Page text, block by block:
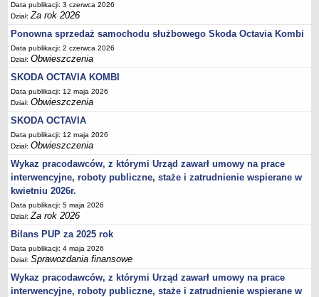
Uchwały Rady Powiatu Bydgoskiego
Uchwały Rady Miasta Bydgoszczy
Inne dokumenty
POMOC PUBLICZNA
Lata 2009-2025
Za rok 2026
Budżet Funduszu Pracy
Zamówienia publiczne
Plan zamówień publicznych
Sprawozdania finansowe
POWIATOWA RADA ZATRUDNIENIA/POWIATOWA RADA RYNKU PRACY
Skład
Zadania
Posiedzenia Powiatowej Rady Rynku Pracy
Uchwały Powiatowej Rady Rynku Pracy
Uchwały Powiatowej Rady Zatrudnienia w Bydgoszczy
Data publikacji: 3 czerwca 2026
Dział:Za rok 2026
Ponowna sprzedaż samochodu służbowego Skoda Octavia Kombi
Data publikacji: 2 czerwca 2026
Dział:Obwieszczenia
SKODA OCTAVIA KOMBI
Data publikacji: 12 maja 2026
Dział:Obwieszczenia
SKODA OCTAVIA
Data publikacji: 12 maja 2026
Dział:Obwieszczenia
Wykaz pracodawców, z którymi Urząd zawarł umowy na prace
interwencyjne, roboty publiczne, staże i zatrudnienie wspierane w
kwietniu 2026r.
Data publikacji: 5 maja 2026
Dział:Za rok 2026
Bilans PUP za 2025 rok
Data publikacji: 4 maja 2026
Dział:Sprawozdania finansowe
Wykaz pracodawców, z którymi Urząd zawarł umowy na prace
interwencyjne, roboty publiczne, staże i zatrudnienie wspierane w